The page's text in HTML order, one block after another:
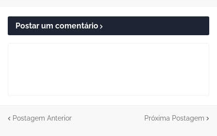
Postar um comentário
Postagem Anterior Próxima Postagem